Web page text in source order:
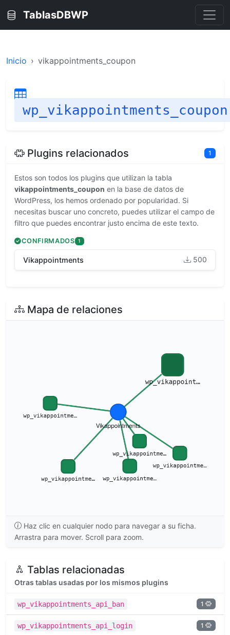
TablasDBWP
Inicio vikappointments_coupon
wp_vikappointments_coupon
Plugins relacionados 1
Estos son todos los plugins que utilizan la tabla
vikappointments_coupon en la base de datos de
WordPress, los hemos ordenado por popularidad. Si
necesitas buscar uno concreto, puedes utilizar el campo de
filtro que puedes encontrar justo encima de este texto.
CONFIRMADOS 1
Vikappointments 500
Mapa de relaciones
Haz clic en cualquier nodo para navegar a su ficha.
Arrastra para mover. Scroll para zoom.
Tablas relacionadas
Otras tablas usadas por los mismos plugins
wp_vikappointments_api_ban 1
wp_vikappointments_api_login 1